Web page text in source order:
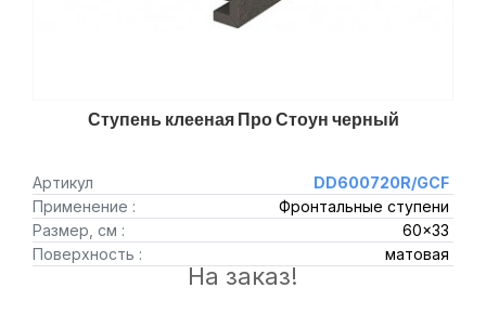
Ступень клееная Про Стоун черный
Артикул
DD600720R/GCF
Применение :
Фронтальные ступени
Размер, см :
60x33
Поверхность :
матовая
На заказ!